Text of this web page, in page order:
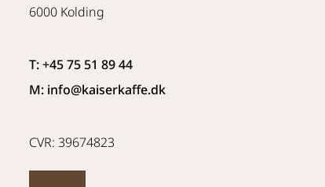
6000 Kolding
T: +45 75 51 89 44
M: info@kaiserkaffe.dk
CVR: 39674823